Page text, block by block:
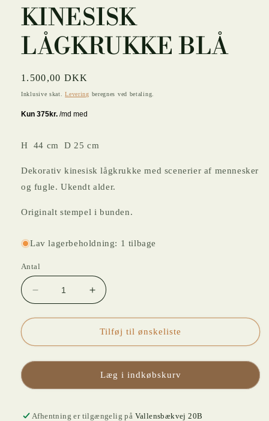
1
modus
KINESISK
LÅGKRUKKE BLÅ
Normalpris
1.500,00 DKK
Inklusive skat.Levering beregnes ved betaling.
H 44 cm D 25 cm
Dekorativ kinesisk lågkrukke med scenerier af mennesker
og fugle. Ukendt alder.
Originalt stempel i bunden.
Lav lagerbeholdning: 1 tilbage
Antal
Reducer
antallet
for
LÅGKRUKKE
BLÅ
Øg
antallet
for
KINESISK
LÅGKRUKKE
BLÅ
Tilføj til ønskeliste
Læg i indkøbskurv
Afhentning er tilgængelig på Vallensbækvej 20B